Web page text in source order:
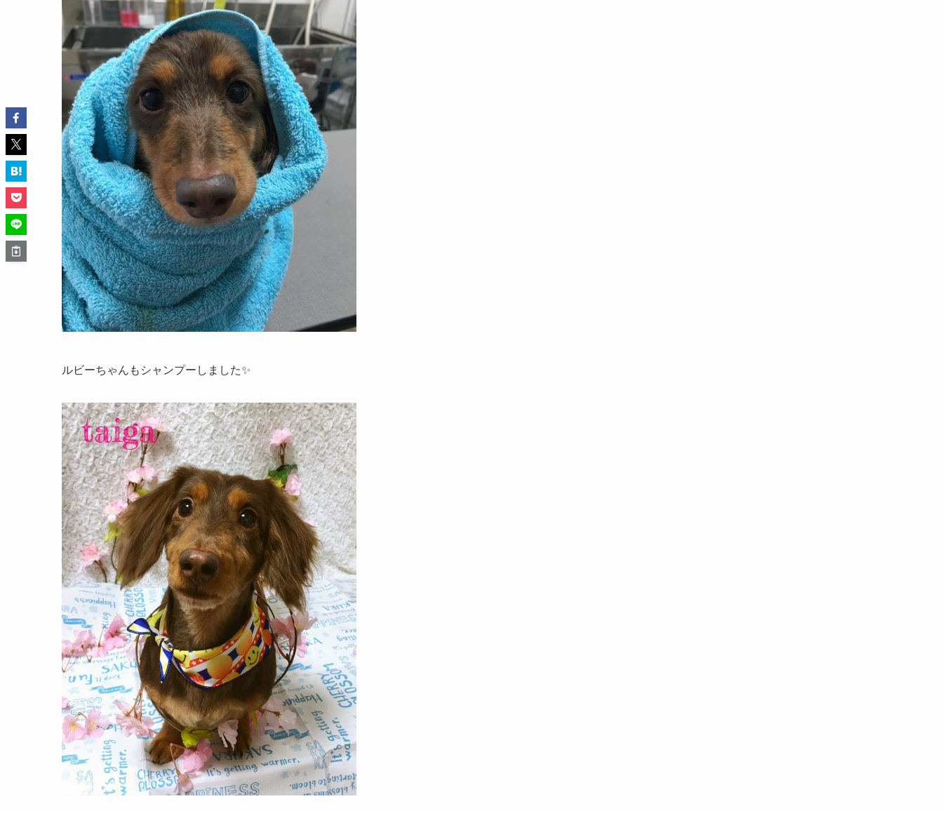
ルビーちゃんもシャンプーしました✨